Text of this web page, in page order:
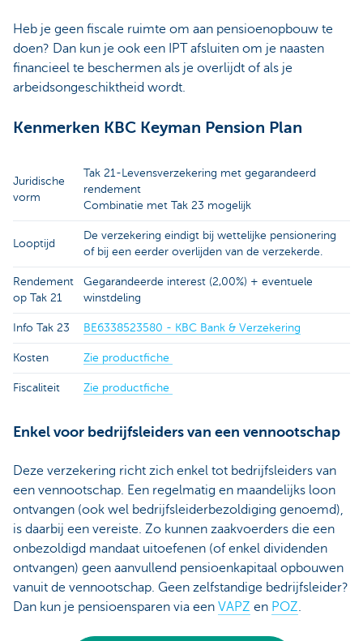
Heb je geen fiscale ruimte om aan pensioenopbouw te
doen? Dan kun je ook een IPT afsluiten om je naasten
financieel te beschermen als je overlijdt of als je
arbeidsongeschiktheid wordt.
Kenmerken KBC Keyman Pension Plan
Juridische
vorm
Tak 21-Levensverzekering met gegarandeerd
rendement
Combinatie met Tak 23 mogelijk
Looptijd
De verzekering eindigt bij wettelijke pensionering
of bij een eerder overlijden van de verzekerde.
Rendement
op Tak 21
Gegarandeerde interest (2,00%) + eventuele
winstdeling
Info Tak 23 BE6338523580 - KBC Bank & Verzekering
Kosten Zie productfiche
Fiscaliteit Zie productfiche
Enkel voor bedrijfsleiders van een vennootschap
Deze verzekering richt zich enkel tot bedrijfsleiders van
een vennootschap. Een regelmatig en maandelijks loon
ontvangen (ook wel bedrijfsleiderbezoldiging genoemd),
is daarbij een vereiste. Zo kunnen zaakvoerders die een
onbezoldigd mandaat uitoefenen (of enkel dividenden
ontvangen) geen aanvullend pensioenkapitaal opbouwen
vanuit de vennootschap. Geen zelfstandige bedrijfsleider?
Dan kun je pensioensparen via een VAPZ en POZ.